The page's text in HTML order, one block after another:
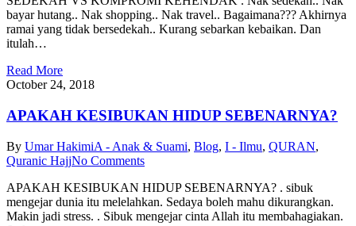
bayar hutang.. Nak shopping.. Nak travel.. Bagaimana??? Akhirnya
ramai yang tidak bersedekah.. Kurang sebarkan kebaikan. Dan
itulah…
Read More
October 24, 2018
APAKAH KESIBUKAN HIDUP SEBENARNYA?
By Umar HakimiA - Anak & Suami, Blog, I - Ilmu, QURAN,
Quranic HajjNo Comments
APAKAH KESIBUKAN HIDUP SEBENARNYA? . sibuk
mengejar dunia itu melelahkan. Sedaya boleh mahu dikurangkan.
Makin jadi stress. . Sibuk mengejar cinta Allah itu membahagiakan.